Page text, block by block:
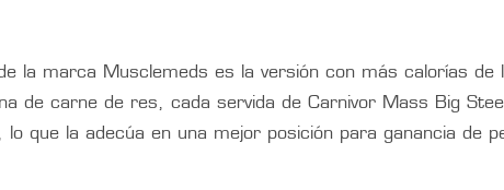
la marca Musclemeds es la versión con más calorías de
de carne de res, cada servida de Carnivor Mass Big
que la adecúa en una mejor posición para ganancia de